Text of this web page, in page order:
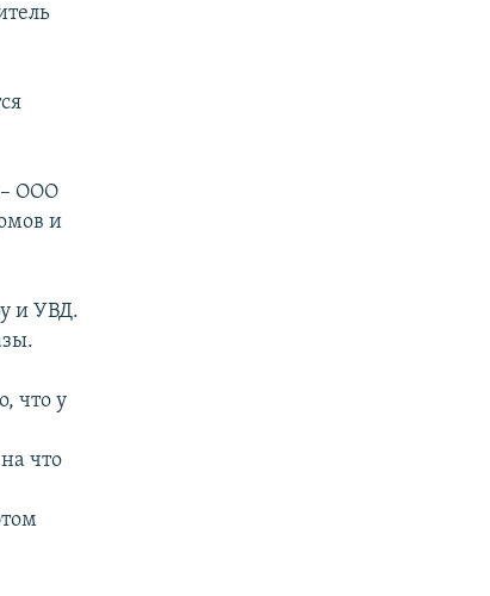
– ООО
и
и УВД.
что у
что